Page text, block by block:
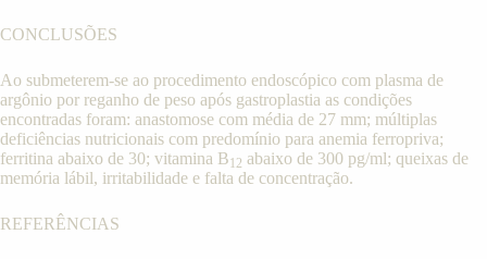
CONCLUSÕES
Ao submeterem-se ao procedimento endoscópico com plasma de
argônio por reganho de peso após gastroplastia as condições
encontradas foram: anastomose com média de 27 mm; múltiplas
deficiências nutricionais com predomínio para anemia ferropriva;
ferritina abaixo de 30; vitamina B12 abaixo de 300 pg/ml; queixas de
memória lábil, irritabilidade e falta de concentração.
REFERÊNCIAS